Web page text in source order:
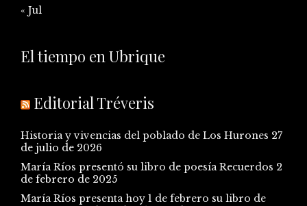
« Jul
El tiempo en Ubrique
Editorial Tréveris
Historia y vivencias del poblado de Los Hurones 27
de julio de 2026
María Ríos presentó su libro de poesía Recuerdos 2
de febrero de 2025
María Ríos presenta hoy 1 de febrero su libro de